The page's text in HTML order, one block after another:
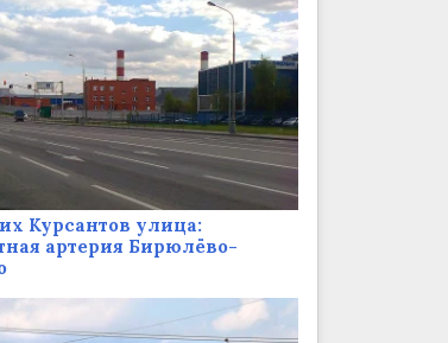
Курсантов улица:
артерия Бирюлёво-